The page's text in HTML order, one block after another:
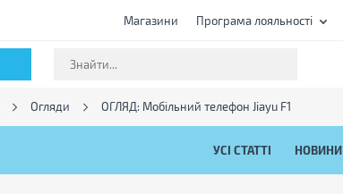
Магазини Програма лояльності
Огляди ОГЛЯД: Мобільний телефон Jiayu F1
УСІ СТАТТІ НОВИНИ